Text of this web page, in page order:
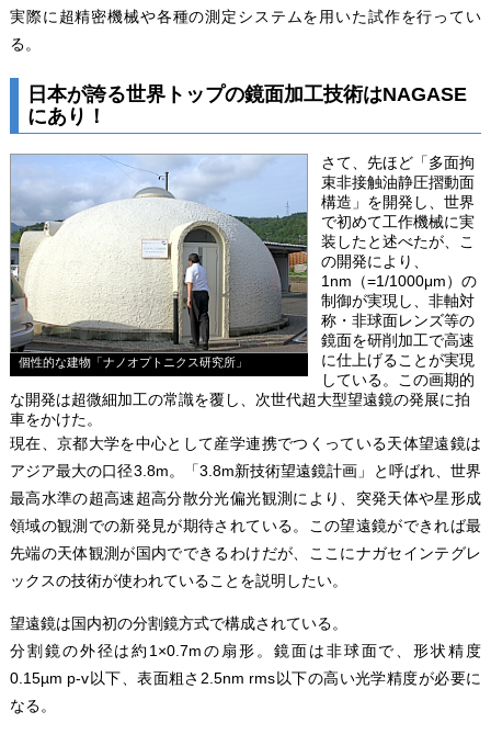
実際に超精密機械や各種の測定システムを用いた試作を行ってい
る。
日本が誇る世界トップの鏡面加工技術はNAGASE
にあり！
個性的な建物「ナノオプトニクス研究所」
さて、先ほど「多面拘
束非接触油静圧摺動面
構造」を開発し、世界
で初めて工作機械に実
装したと述べたが、こ
の開発により、
1nm（=1/1000μm）の
制御が実現し、非軸対
称・非球面レンズ等の
鏡面を研削加工で高速
に仕上げることが実現
している。この画期的
な開発は超微細加工の常識を覆し、次世代超大型望遠鏡の発展に拍
車をかけた。
現在、京都大学を中心として産学連携でつくっている天体望遠鏡は
アジア最大の口径3.8m。「3.8m新技術望遠鏡計画」と呼ばれ、世界
最高水準の超高速超高分散分光偏光観測により、突発天体や星形成
領域の観測での新発見が期待されている。この望遠鏡ができれば最
先端の天体観測が国内でできるわけだが、ここにナガセインテグレ
ックスの技術が使われていることを説明したい。
望遠鏡は国内初の分割鏡方式で構成されている。
分割鏡の外径は約1×0.7mの扇形。鏡面は非球面で、形状精度
0.15µm p-v以下、表面粗さ2.5nm rms以下の高い光学精度が必要に
なる。